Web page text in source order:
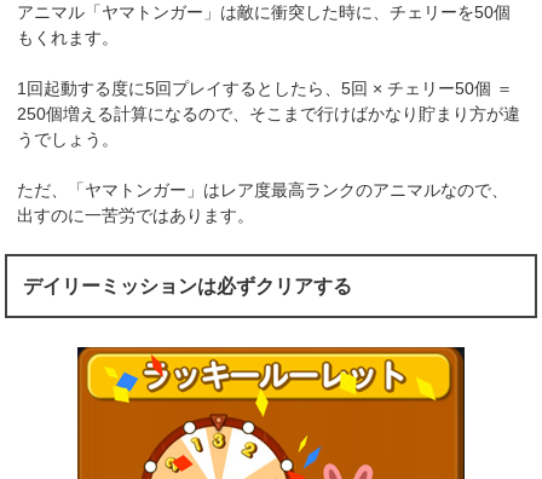
アニマル「ヤマトンガー」は敵に衝突した時に、チェリーを50個
もくれます。
1回起動する度に5回プレイするとしたら、5回 × チェリー50個 ＝
250個増える計算になるので、そこまで行けばかなり貯まり方が違
うでしょう。
ただ、「ヤマトンガー」はレア度最高ランクのアニマルなので、
出すのに一苦労ではあります。
デイリーミッションは必ずクリアする